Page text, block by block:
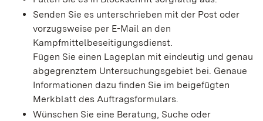
Senden Sie es unterschrieben mit der Post oder
vorzugsweise per E-Mail an den
Kampfmittelbeseitigungsdienst.
Fügen Sie einen Lageplan mit eindeutig und genau
abgegrenztem Untersuchungsgebiet bei. Genaue
Informationen dazu finden Sie im beigefügten
Merkblatt des Auftragsformulars.
Wünschen Sie eine Beratung, Suche oder